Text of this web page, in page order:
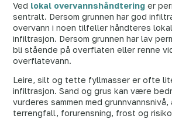
Ved lokal overvannshåndtering er
sentralt. Dersom grunnen har god
overvann i noen tilfeller håndteres
infiltrasjon. Dersom grunnen har lav
bli stående på overflaten eller renne
overflatevann.
Leire, silt og tette fyllmasser er ofte
infiltrasjon. Sand og grus kan være
vurderes sammen med
terrengfall, forurensning, frost og